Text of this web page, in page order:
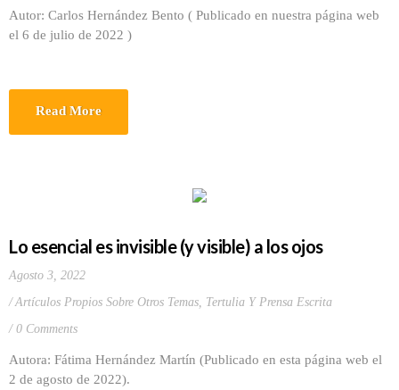
Autor: Carlos Hernández Bento ( Publicado en nuestra página web
el 6 de julio de 2022 )
Read More
Lo esencial es invisible (y visible) a los ojos
Agosto 3, 2022
Artículos Propios Sobre Otros Temas, Tertulia Y Prensa Escrita
0 Comments
Autora: Fátima Hernández Martín (Publicado en esta página web el
2 de agosto de 2022).